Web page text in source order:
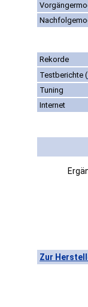
Rekorde
Testberichte (
Tuning
Internet
Zur